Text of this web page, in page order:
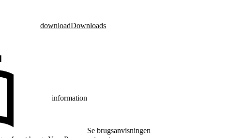
downloadDownloads
information
Se brugsanvisningen